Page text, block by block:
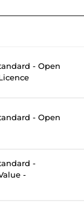
- Open
- Open
-
-